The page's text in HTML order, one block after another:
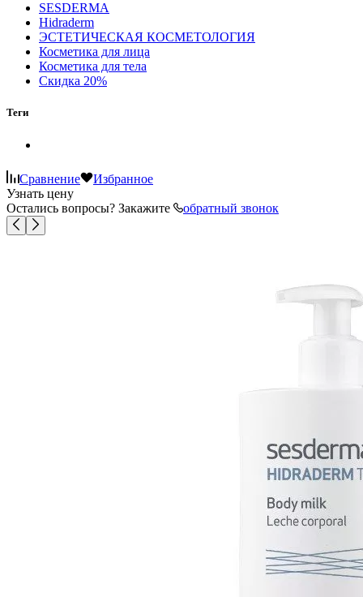
SESDERMA
Hidraderm
ЭСТЕТИЧЕСКАЯ КОСМЕТОЛОГИЯ
Косметика для лица
Косметика для тела
Скидка 20%
Теги
Сравнение
Избранное
Узнать цену
Остались вопросы? Закажите
обратный звонок